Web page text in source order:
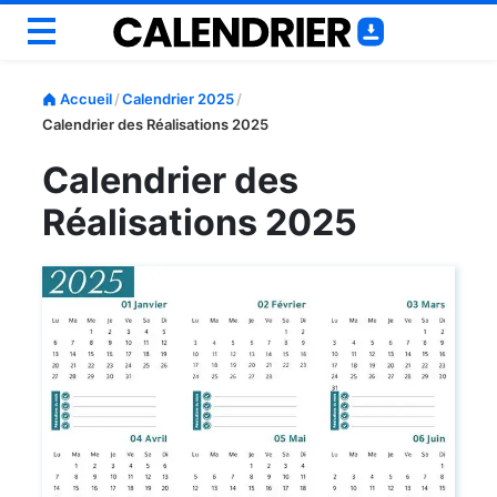
Mensuel
Semainiers
Personnaliser
Outils
Accueil/Calendrier 2025/
Calendrier des Réalisations 2025
Calendrier des
Réalisations 2025